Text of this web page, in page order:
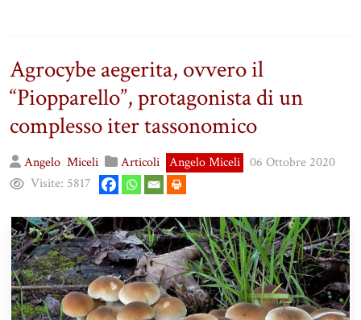
Agrocybe aegerita, ovvero il
“Piopparello”, protagonista di un
complesso iter tassonomico
Angelo Miceli Articoli Angelo Miceli 06 Ottobre 2020
Visite: 5817